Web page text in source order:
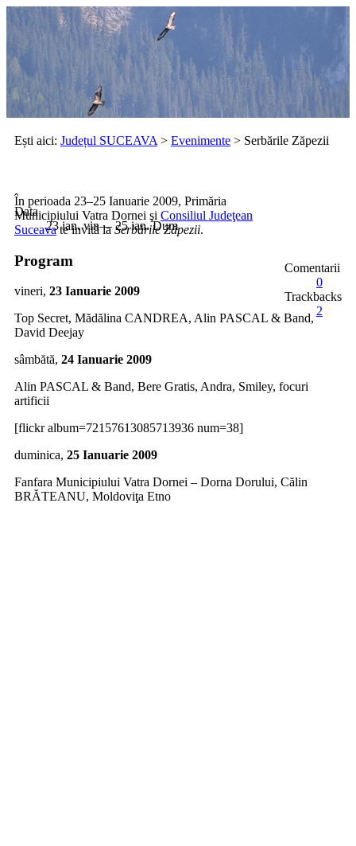
Ești aici: Județul SUCEAVA > Evenimente > Serbările Zăpezii
Data
23 ian.vin— 25 ian.Dum
Comentarii
0
Trackbacks
2
În perioada 23–25 Ianuarie 2009, Primăria
Municipiului Vatra Dornei şi Consiliul Judeţean
Suceavate invită laSerbările Zăpezii.
Program
vineri, 23 Ianuarie 2009
Top Secret, Mădălina CANDREA, Alin PASCAL & Band,
David Deejay
sâmbătă, 24 Ianuarie 2009
Alin PASCAL & Band, Bere Gratis, Andra, Smiley, focuri
artificii
[flickr album=72157613085713936 num=38]
duminica, 25 Ianuarie 2009
Fanfara Municipiului Vatra Dornei – Dorna Dorului, Călin
BRĂTEANU, Moldoviţa Etno